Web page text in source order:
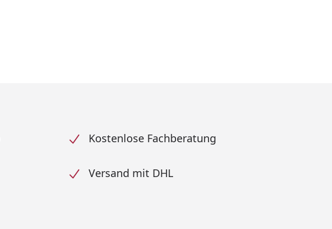
Kostenlose Fachberatung
Versand mit DHL